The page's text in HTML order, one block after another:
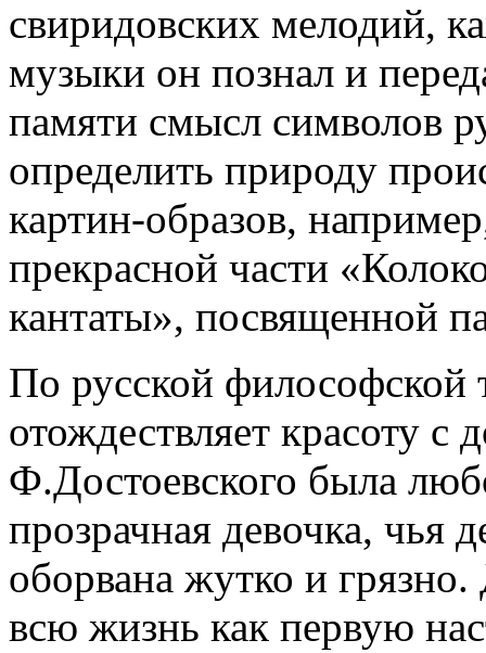
свиридовских мелодий,
музыки он познал и
памяти смысл символов
определить природу
картин-образов,
прекрасной части
кантаты», посвященной
По русской философской
отождествляет красоту с
Ф.Достоевского была
прозрачная девочка, чья
оборвана жутко и
всю жизнь как первую